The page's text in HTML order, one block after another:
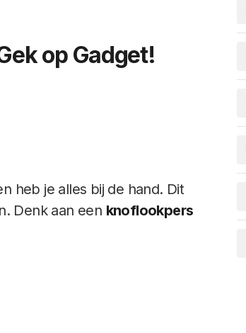
op Gadget!
heb je alles bij de hand. Dit
Denk aan een knoflookpers